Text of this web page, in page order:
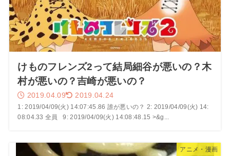
けものフレンズ2って結局細谷が悪いの？木
村が悪いの？吉崎が悪いの？
2019.04.09 2019.04.24
1: 2019/04/09(火) 14:07:45.86 誰が悪いの？ 2: 2019/04/09(火) 14:
08:04.33 全員 9: 2019/04/09(火) 14:08:48.15 >&g...
アニメ・漫画